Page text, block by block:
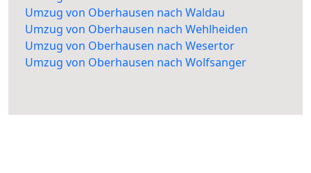
Umzug von Oberhausen nach Waldau
Umzug von Oberhausen nach Wehlheiden
Umzug von Oberhausen nach Wesertor
Umzug von Oberhausen nach Wolfsanger